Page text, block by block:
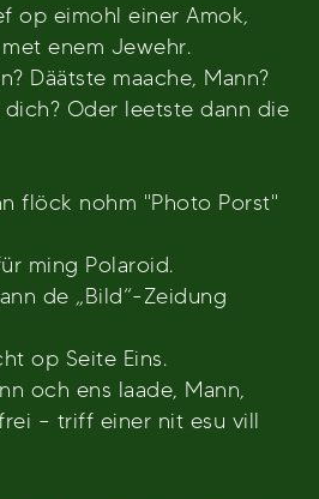
op eimohl einer Amok,
enem Jewehr.
Däätste maache, Mann?
dich? Oder leetste dann die
flöck nohm "Photo Porst"
ming Polaroid.
de „Bild“-Zeidung
op Seite Eins.
och ens laade, Mann,
– triff einer nit esu vill